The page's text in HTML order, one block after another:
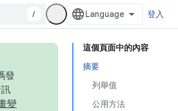
/ 登入
這個頁面中的內容
摘要
列舉值
公用方法
發
變